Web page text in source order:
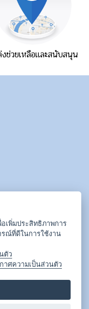
ช่วยเหลือและสนับสนุน
เพิ่มประสิทธิภาพการ
รณ์ที่ดีในการใช้งาน
ตัว
าศความเป็นส่วนตัว